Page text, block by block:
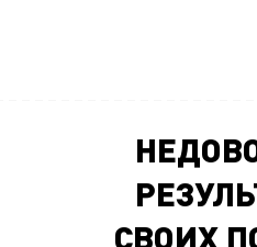
СВОИХ